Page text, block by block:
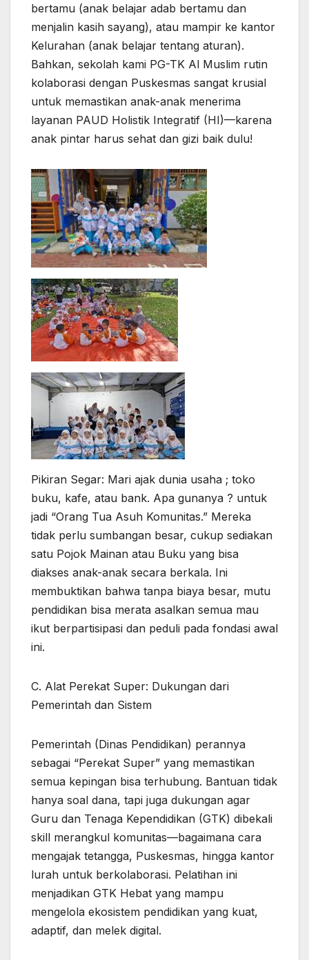
bertamu (anak belajar adab bertamu dan
menjalin kasih sayang), atau mampir ke kantor
Kelurahan (anak belajar tentang aturan).
Bahkan, sekolah kami PG-TK Al Muslim rutin
kolaborasi dengan Puskesmas sangat krusial
untuk memastikan anak-anak menerima
layanan PAUD Holistik Integratif (HI)—karena
anak pintar harus sehat dan gizi baik dulu!
Pikiran Segar: Mari ajak dunia usaha ; toko
buku, kafe, atau bank. Apa gunanya ? untuk
jadi “Orang Tua Asuh Komunitas.” Mereka
tidak perlu sumbangan besar, cukup sediakan
satu Pojok Mainan atau Buku yang bisa
diakses anak-anak secara berkala. Ini
membuktikan bahwa tanpa biaya besar, mutu
pendidikan bisa merata asalkan semua mau
ikut berpartisipasi dan peduli pada fondasi awal
ini.
C. Alat Perekat Super: Dukungan dari
Pemerintah dan Sistem
Pemerintah (Dinas Pendidikan) perannya
sebagai “Perekat Super” yang memastikan
semua kepingan bisa terhubung. Bantuan tidak
hanya soal dana, tapi juga dukungan agar
Guru dan Tenaga Kependidikan (GTK) dibekali
skill merangkul komunitas—bagaimana cara
mengajak tetangga, Puskesmas, hingga kantor
lurah untuk berkolaborasi. Pelatihan ini
menjadikan GTK Hebat yang mampu
mengelola ekosistem pendidikan yang kuat,
adaptif, dan melek digital.